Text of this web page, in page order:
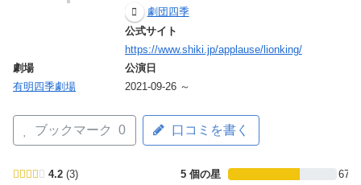
劇団四季
公式サイト
https://www.shiki.jp/applause/lionking/
劇場
有明四季劇場
公演日
2021-09-26 ～
ブックマーク 0 口コミを書く
4.2 3 5 個の星
67%